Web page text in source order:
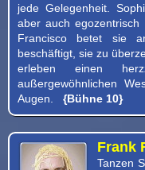
jede Gelegenheit.
aber auch egozentrisch
Francisco betet sie
beschäftigt, sie zu
erleben einen
außergewöhnlichen
Augen. {Bühne 10}
Frank
Tanzen